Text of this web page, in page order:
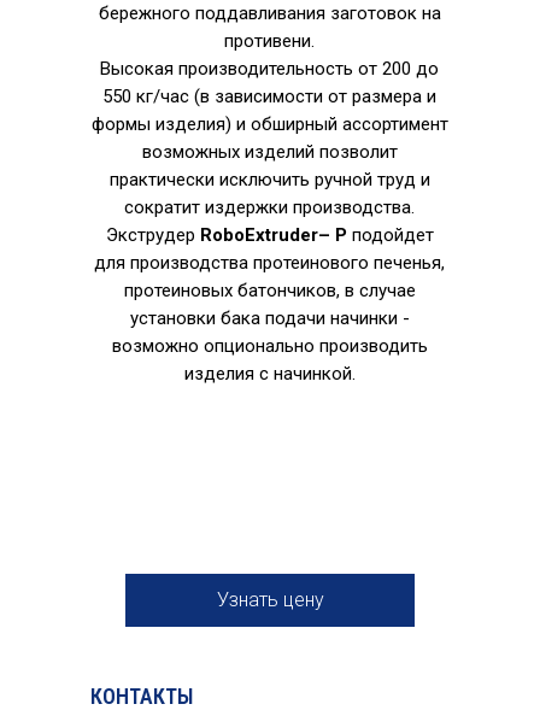
бережного поддавливания заготовок на
противени.
Высокая производительность от 200 до
550 кг/час (в зависимости от размера и
формы изделия) и обширный ассортимент
возможных изделий позволит
практически исключить ручной труд и
сократит издержки производства.
Экструдер RoboExtruder– P подойдет
для производства протеинового печенья,
протеиновых батончиков, в случае
установки бака подачи начинки -
возможно опционально производить
изделия с начинкой.
Узнать цену
КОНТАКТЫ